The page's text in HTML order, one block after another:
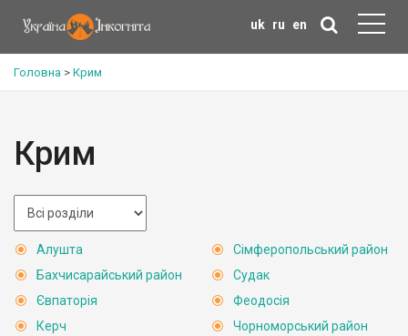
uk ru en
Головна > Крим
Крим
Алушта
Бахчисарайський район
Євпаторія
Керч
Сімферопольський район
Судак
Феодосія
Чорноморський район